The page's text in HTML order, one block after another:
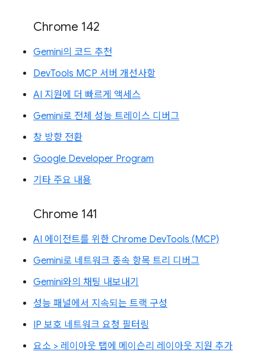
Chrome 142
Gemini의 코드 추천
DevTools MCP 서버 개선사항
AI 지원에 더 빠르게 액세스
Gemini로 전체 성능 트레이스 디버그
창 방향 전환
Google Developer Program
기타 주요 내용
Chrome 141
AI 에이전트를 위한 Chrome DevTools (MCP)
Gemini로 네트워크 종속 항목 트리 디버그
Gemini와의 채팅 내보내기
성능 패널에서 지속되는 트랙 구성
IP 보호 네트워크 요청 필터링
요소 > 레이아웃 탭에 메이슨리 레이아웃 지원 추가